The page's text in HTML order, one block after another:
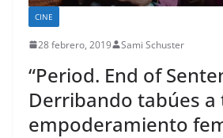
CINE
28 febrero, 2019 Sami Schuster
“Period. End of
Derribando tabúes a
empoderamiento